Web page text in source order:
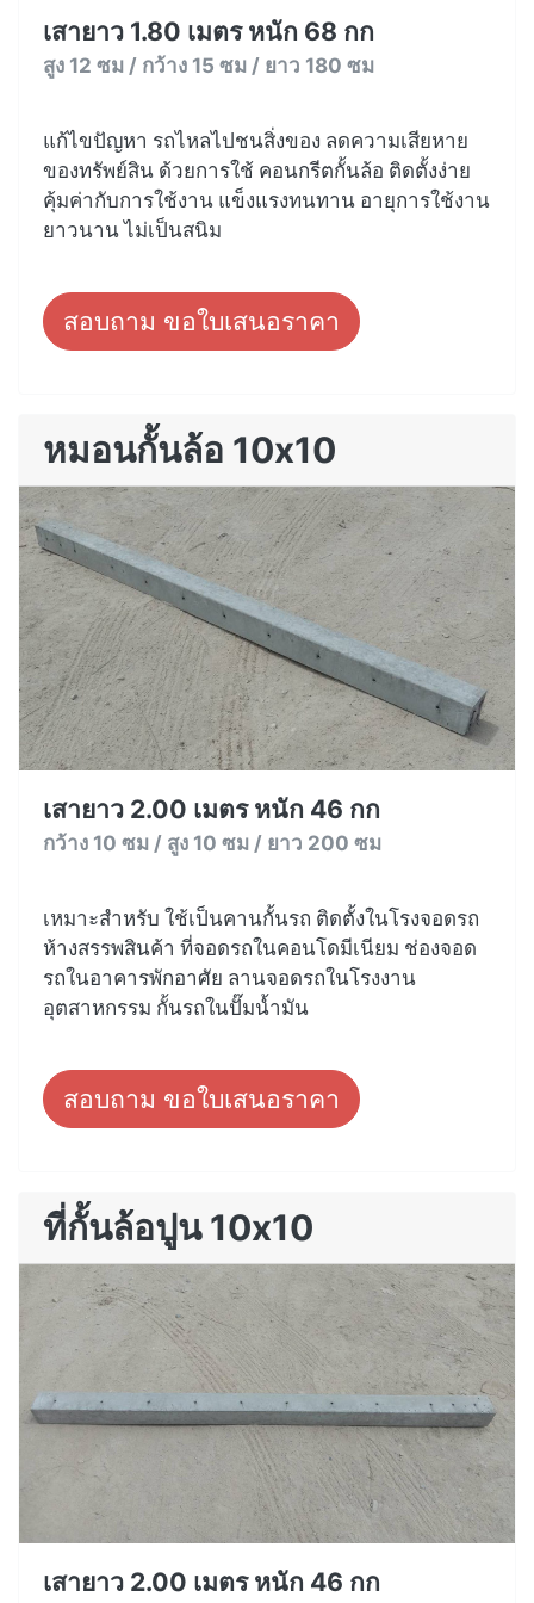
เสายาว 1.80 เมตร หนัก 68 กก
สูง 12 ซม / กว้าง 15 ซม / ยาว 180 ซม
แก้ไขปัญหา รถไหลไปชนสิ่งของ ลดความเสียหาย
ของทรัพย์สิน ด้วยการใช้ คอนกรีตกั้นล้อ ติดตั้งง่าย
คุ้มค่ากับการใช้งาน แข็งแรงทนทาน อายุการใช้งาน
ยาวนาน ไม่เป็นสนิม
สอบถาม ขอใบเสนอราคา
หมอนกั้นล้อ 10x10
เสายาว 2.00 เมตร หนัก 46 กก
กว้าง 10 ซม / สูง 10 ซม / ยาว 200 ซม
เหมาะสำหรับ ใช้เป็นคานกั้นรถ ติดตั้งในโรงจอดรถ
ห้างสรรพสินค้า ที่จอดรถในคอนโดมีเนียม ช่องจอด
รถในอาคารพักอาศัย ลานจอดรถในโรงงาน
อุตสาหกรรม กั้นรถในปั๊มน้ำมัน
สอบถาม ขอใบเสนอราคา
ที่กั้นล้อปูน 10x10
เสายาว 2.00 เมตร หนัก 46 กก